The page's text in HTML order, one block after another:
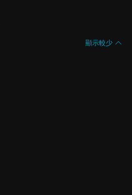
顯示較少